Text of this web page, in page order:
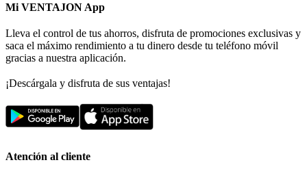
Mi VENTAJON App
Lleva el control de tus ahorros, disfruta de promociones exclusivas y
saca el máximo rendimiento a tu dinero desde tu teléfono móvil
gracias a nuestra aplicación.
¡Descárgala y disfruta de sus ventajas!
Atención al cliente